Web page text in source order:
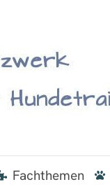
Fachthemen